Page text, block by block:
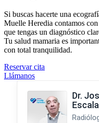
Si buscas hacerte una
Muelle Heredia contamos
que tengas un diagnóstico
Tu salud mamaria es
con total tranquilidad.
Reservar cita
Llámanos